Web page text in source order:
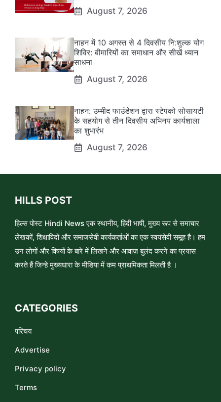
August 7, 2026
नाहन में 10 अगस्त से 4 दिवसीय नि:शुल्क योग
शिविर: बीमारियों का समाधान और सीखें ध्यान
साधना
August 7, 2026
नाहन: उम्मीद फाउंडेशन द्वारा स्टेपको सोसायटी
के सहयोग से तीन दिवसीय अभिनय कार्यशाला
का शुभारंभ
August 7, 2026
HILLS POST
हिल्स पोस्ट Hindi News एक स्थानीय, हिंदी भाषी, मुख्य रूप से समाचार
लेखकों, शिक्षाविदों और समाजसेवी कार्यकर्ताओं का एक स्वयंसेवी समूह है। हम
उन लोगों और विषयों के बारे में लिखने और आवाज़ बुलंद करने का प्रयास
करते हैं जिन्हे मुख्यधारा के मीडिया में कम प्राथमिकता मिलती है ।
CATEGORIES
परिचय
Advertise
Privacy policy
Terms